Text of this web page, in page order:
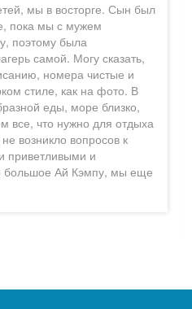
мы в восторге. Сын был
пока мы с мужем
поэтому была
самой. Могу сказать,
номера чистые и
стиле, как на фото. В
еды, море близко,
все, что нужно для отдыха
возникло вопросов к
приветливыми и
Ай Кэмпу, мы еще